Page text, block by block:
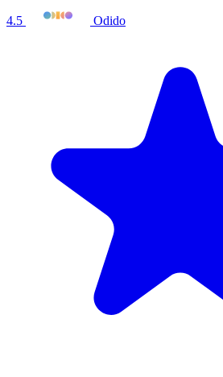
4.5 Odido